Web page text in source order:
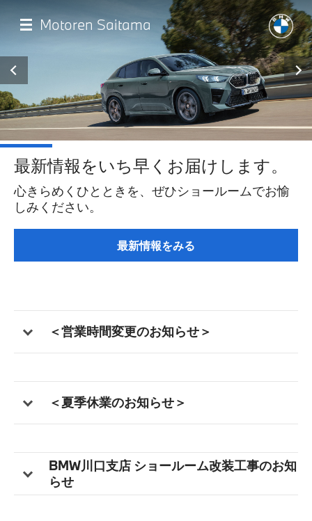
ン
ン
ツ
に
移
動
Home
店舗一覧
モデル一覧
BMW Service
BMW History
法人契約
Motoren Saitama
最新情報をいち早くお届けします。
心きらめくひとときを、ぜひショールームでお愉
しみください。
最新情報をみる
＜営業時間変更のお知らせ＞
＜夏季休業のお知らせ＞
BMW川口支店 ショールーム改装工事のお知
らせ